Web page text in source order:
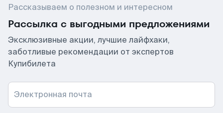
Рассказываем о полезном и интересном
Рассылка с выгодными предложениями
Эксклюзивные акции, лучшие лайфхаки,
заботливые рекомендации от экспертов
Купибилета
Электронная почта